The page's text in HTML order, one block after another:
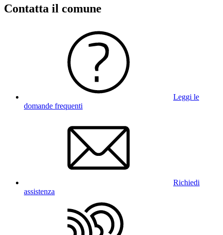
Contatta il comune
Leggi le
domande frequenti
Richiedi
assistenza